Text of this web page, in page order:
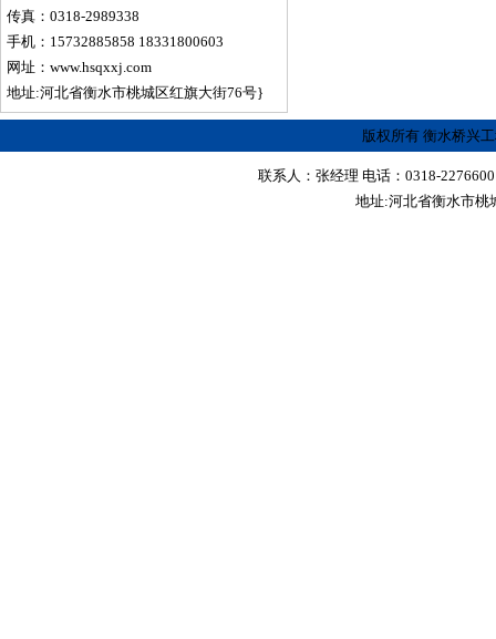
传真：0318-2989338
手机：15732885858 18331800603
网址：www.hsqxxj.com
地址:河北省衡水市桃城区红旗大街76号}
版权所有 衡水桥兴
联系人：张经理 电话：0318-
地址:河北省衡水市桃